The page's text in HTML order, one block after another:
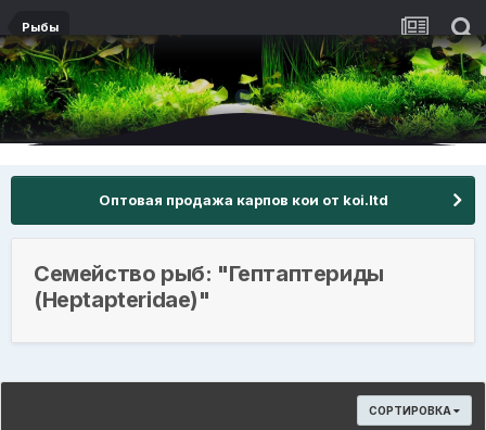
Рыбы
Оптовая продажа карпов кои от koi.ltd
Семейство рыб: "Гептаптериды
(Heptapteridae)"
СОРТИРОВКА